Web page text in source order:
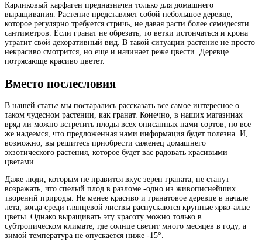
Карликовый карфаген предназначен только для домашнего
выращивания. Растение представляет собой небольшое деревце,
которое регулярно требуется стричь, не давая расти более семидесяти
сантиметров. Если гранат не обрезать, то ветки истончаться и крона
утратит свой декоративный вид. В такой ситуации растение не просто
некрасиво смотрится, но еще и начинает реже цвести. Деревце
потрясающе красиво цветет.
Вместо послесловия
В нашей статье мы постарались рассказать все самое интересное о
таком чудесном растении, как гранат. Конечно, в наших магазинах
вряд ли можно встретить плоды всех описанных нами сортов, но все
же надеемся, что предложенная нами информация будет полезна. И,
возможно, вы решитесь приобрести саженец домашнего
экзотического растения, которое будет вас радовать красивыми
цветами.
Даже люди, которым не нравится вкус зерен граната, не станут
возражать, что спелый плод в разломе -одно из живописнейших
творений природы. Не менее красиво и гранатовое деревце в начале
лета, когда среди глянцевой листвы распускаются крупные ярко-алые
цветы. Однако выращивать эту красоту можно только в
субтропическом климате, где солнце светит много месяцев в году, а
зимой температура не опускается ниже -15°.